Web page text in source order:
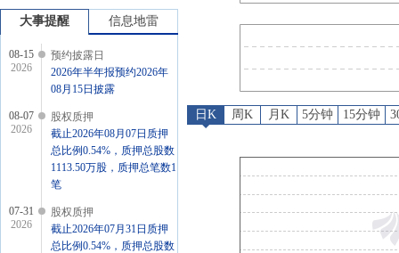
大事提醒 信息地雷
08-15
2026
预约披露日
2026年半年报预约2026年
08月15日披露
08-07
2026
股权质押
截止2026年08月07日质押
总比例0.54%，质押总股数
1113.50万股，质押总笔数1
笔
07-31
2026
股权质押
截止2026年07月31日质押
总比例0.54%，质押总股数
股权质押：截止2026年07月24
日K 周K 月K 5分钟 15分钟